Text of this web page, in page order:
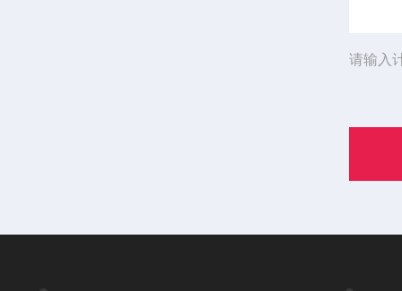
请输入